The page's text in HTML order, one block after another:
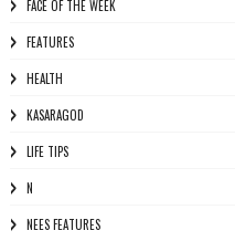
FACE OF THE WEEK
FEATURES
HEALTH
KASARAGOD
LIFE TIPS
N
NEES FEATURES